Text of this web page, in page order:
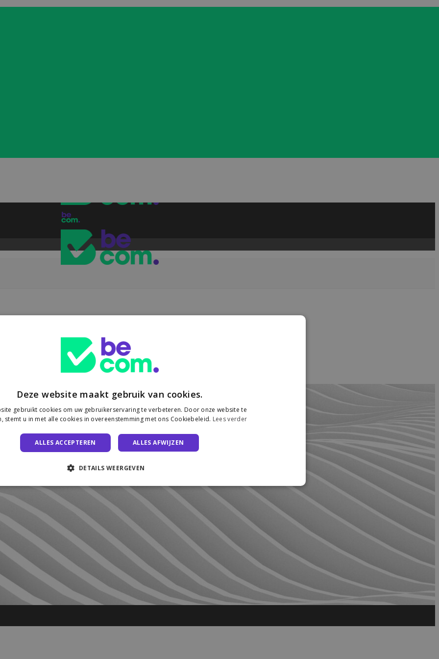
Deze website maakt gebruik van cookies.
gebruikt cookies om uw gebruikerservaring te verbeteren. Door onze website te
stemt u in met alle cookies in overeenstemming met ons Cookiebeleid. Lees verder
ALLES ACCEPTEREN ALLES AFWIJZEN
DETAILS WEERGEVEN